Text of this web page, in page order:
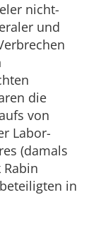
nicht-
und
die
von
Labor-
(damals
in